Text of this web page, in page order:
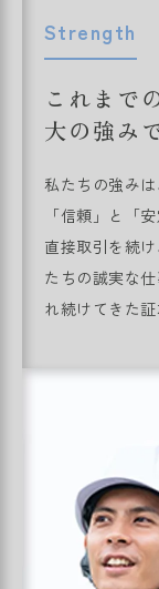
Strength
これまで
大の強み
私たちの強み
「信頼」と「
直接取引を続
たちの誠実な
れ続けてきた証